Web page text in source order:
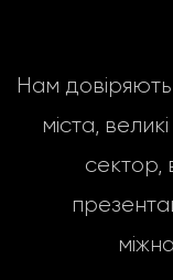
Нам довіряють
міста,
сектор,